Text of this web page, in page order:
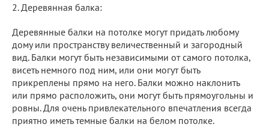
2. Деревянная балка:
Деревянные балки на потолке могут придать любому
дому или пространству величественный и загородный
вид. Балки могут быть независимыми от самого потолка,
висеть немного под ним, или они могут быть
прикреплены прямо на него. Балки можно наклонить
или прямо расположить, они могут быть прямоугольны и
ровны. Для очень привлекательного впечатления всегда
приятно иметь темные балки на белом потолке.